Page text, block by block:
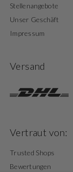
Stellenangebote
Unser Geschäft
Impressum
Versand
Vertraut von:
Trusted Shops
Bewertungen